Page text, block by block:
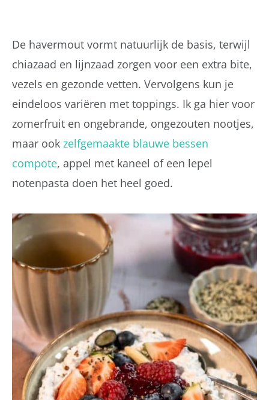
De havermout vormt natuurlijk de basis, terwijl
chiazaad en lijnzaad zorgen voor een extra bite,
vezels en gezonde vetten. Vervolgens kun je
eindeloos variëren met toppings. Ik ga hier voor
zomerfruit en ongebrande, ongezouten nootjes,
maar ook zelfgemaakte blauwe bessen
compote, appel met kaneel of een lepel
notenpasta doen het heel goed.